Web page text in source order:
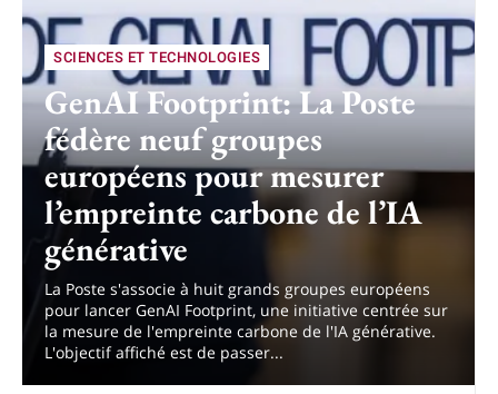
SCIENCES ET TECHNOLOGIES
GenAI Footprint: La Poste
fédère neuf groupes
européens pour mesurer
l’empreinte carbone de l’IA
générative
La Poste s'associe à huit grands groupes européens
pour lancer GenAI Footprint, une initiative centrée sur
la mesure de l'empreinte carbone de l'IA générative.
L'objectif affiché est de passer...